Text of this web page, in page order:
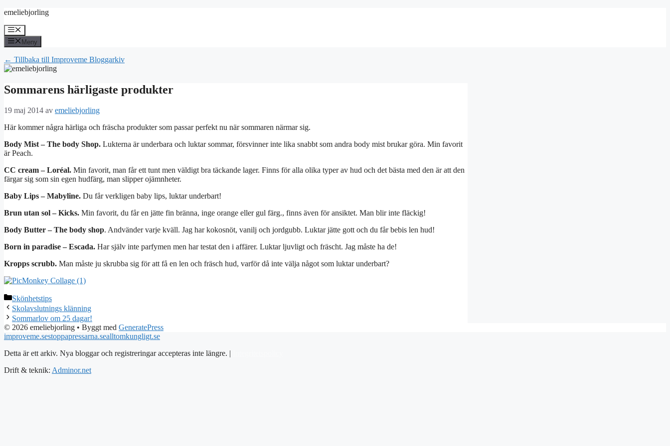
Hoppa
innehåll
emeliebjorling
Meny
Meny
← Tillbaka till Improveme Bloggarkiv
Sommarens härligaste produkter
19 maj 2014 av emeliebjorling
Här kommer några härliga och fräscha produkter som passar perfekt nu när sommaren närmar sig.
Body Mist – The body Shop. Lukterna är underbara och luktar sommar, försvinner inte lika snabbt som andra body mist brukar göra. Min favorit
är Peach.
CC cream – Loréal. Min favorit, man får ett tunt men väldigt bra täckande lager. Finns för alla olika typer av hud och det bästa med den är att den
färgar sig som sin egen hudfärg, man slipper ojämnheter.
Baby Lips – Mabyline. Du får verkligen baby lips, luktar underbart!
Brun utan sol – Kicks. Min favorit, du får en jätte fin bränna, inge orange eller gul färg., finns även för ansiktet. Man blir inte fläckig!
Body Butter – The body shop. Andvänder varje kväll. Jag har kokosnöt, vanilj och jordgubb. Luktar jätte gott och du får bebis len hud!
Born in paradise – Escada. Har själv inte parfymen men har testat den i affärer. Luktar ljuvligt och fräscht. Jag måste ha de!
Kropps scrubb. Man måste ju skrubba sig för att få en len och fräsch hud, varför då inte välja något som luktar underbart?
Kategorier
Skönhetstips
Skolavslutnings klänning
Sommarlov om 25 dagar!
© 2026 emeliebjorling • Byggt med GeneratePress
improveme.sestoppapressarna.sealltomkungligt.se
Detta är ett arkiv. Nya bloggar och registreringar accepteras inte längre. |
Drift & teknik: Adminor.net